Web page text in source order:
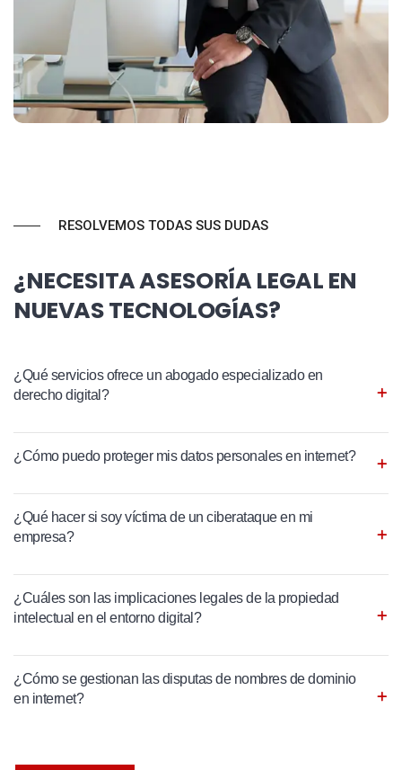
RESOLVEMOS TODAS SUS DUDAS
¿NECESITA ASESORÍA LEGAL EN
NUEVAS TECNOLOGÍAS?
¿Qué servicios ofrece un abogado especializado en
derecho digital?
¿Cómo puedo proteger mis datos personales en internet?
¿Qué hacer si soy víctima de un ciberataque en mi
empresa?
¿Cuáles son las implicaciones legales de la propiedad
intelectual en el entorno digital?
¿Cómo se gestionan las disputas de nombres de dominio
en internet?